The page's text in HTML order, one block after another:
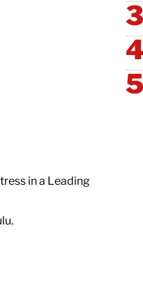
in a Leading